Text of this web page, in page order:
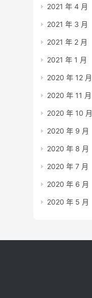
2021 年 4 月
2021 年 3 月
2021 年 2 月
2021 年 1 月
2020 年 12 月
2020 年 11 月
2020 年 10 月
2020 年 9 月
2020 年 8 月
2020 年 7 月
2020 年 6 月
2020 年 5 月